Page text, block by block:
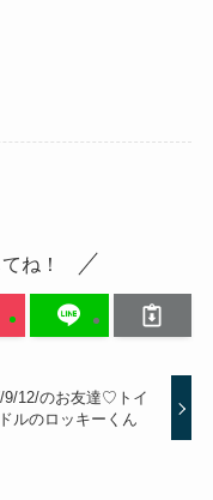
ね！
9/12/のお友達♡トイ
ルのロッキーくん